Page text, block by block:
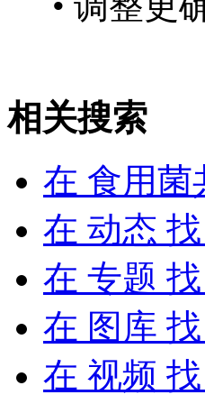
相关搜索
在 食用菌
在 动态
在 专题
在 图库
在 视频